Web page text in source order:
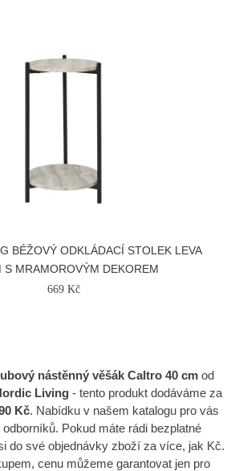
BÉŽOVÝ ODKLÁDACÍ STOLEK LEVA
S MRAMOROVÝM DEKOREM
669 Kč
nástěnný věšák Caltro 40 cm od
Living - tento produkt dodáváme za
Kč. Nabídku v našem katalogu pro vás
Pokud máte rádi bezplatné
do své objednávky zboží za více, jak Kč.
cenu můžeme garantovat jen pro